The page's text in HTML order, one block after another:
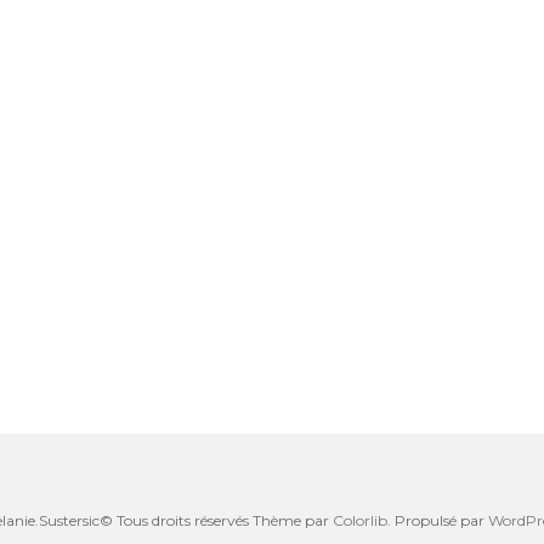
Tous droits réservés Thème par Colorlib. Propulsé par